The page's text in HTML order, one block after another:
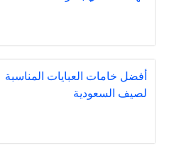
أفضل خامات العبايات المناسبة
لصيف السعودية